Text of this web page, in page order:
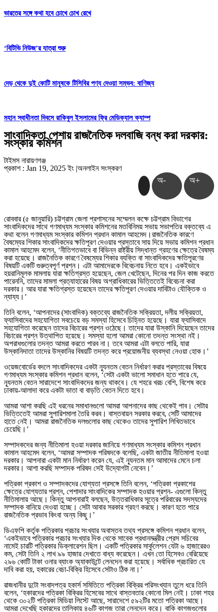
ভারতের সঙ্গে কথা হবে চোখে চোখ রেখে
‘বিটিভি নিউজ’র যাত্রা শুরু
দেড় থেকে দুই কোটি মানুষকে টিসিবির পণ্য দেওয়া সম্ভব: বাণিজ্য
‎মহান স্বাধীনতা দিবসে রাকিবুল ইসলামের ফ্রি মেডিক্যাল ক্যাম্প
সাংবাদিকতা পেশায় রাজনৈতিক দলবাজি বন্ধ করা দরকার:
সংস্কার কমিশন
টাইমস নারায়ণগঞ্জ
প্রকাশ : Jan 19, 2025 ইং |অনলাইন সংস্করণ
অ- অ+
রোববার (৫ জানুয়ারি) চট্টগ্রাম জেলা প্রশাসনের সম্মেলন কক্ষে চট্টগ্রাম বিভাগের
সাংবাদিকদের সাথে গণমাধ্যম সংস্কার কমিশনের মতবিনিময় সভায় সভাপতির বক্তব্যে এ
কথা বলেন গণমাধ্যম সংস্কার কমিশন প্রধান কামাল আহমেদ।রাজনৈতিক কারণে
বৈষম্যের শিকার সাংবাদিকদের ক্ষতিপূরণ দেওয়ার প্রস্তাবে সায় দিয়ে সভায় কমিশন প্রধান
কামাল আহমেদ বলেন, ‘নীতিগতভাবে বা বিভিন্ন রাষ্ট্রীয় সিদ্ধান্ত গ্রহণের ক্ষেত্রে বৈষম্য
করা হয়েছে। রাজনৈতিক কারণে বৈষম্যের শিকার ব্যক্তি বা সাংবাদিকদের ক্ষতিপূরণের
বিষয়টি একটি গুরুত্বপূর্ণ প্রশ্ন। এটা আমাদেরকে বিবেচনায় নিতে হবে। একইভাবে
হয়রানিমূলক মামলায় যারা ক্ষতিগ্রস্ত হয়েছেন, জেল খেটেছেন, দিনের পর দিন কাজ করতে
পারেননি, তাদের মামলা প্রত্যাহারের বিষয় অগ্রাধিকারের ভিত্তিতেই বিবেচনা করা
দরকার। আর যারা ক্ষতিগ্রস্ত হয়েছেন তাদের ক্ষতিপূরণ দেওয়ার দাবিটাও যৌক্তিক ও
ন্যায্য।’
তিনি বলেন, ‘আপনাদের (সাংবাদিক) বক্তব্যে রাজনৈতিক সক্রিয়তা, দলীয় সক্রিয়তা,
ফ্যাসিবাদের সহযোগিতা সবচেয়ে বড় সমস্যা হিসেবে চিহ্নিত হয়েছে। যারা ফ্যাসিবাদে
সহযোগিতা করেছেন তাদের বিচারের প্রশ্ন ওঠেছে। তাদের যারা উস্কানি দিয়েছেন তাদের
বিচারের প্রশ্ন উত্থাপিত হয়েছে। সমস্যা হলো আমরা কোনো তদন্ত সংস্থা নই।
অপরাধগুলোর তদন্ত আমরা করতে পারব না। তবে আমরা এটা বলতে পারি, যারা
উস্কানিদাতা তাদের উস্কানির বিষয়টি তদন্ত করে প্রয়োজনীয় ব্যবস্থা নেওয়া হোক।’
ওয়েজবোর্ডের বদলে সাংবাদিকদের একটা ন্যূনতম বেতন নির্ধারণ করার প্রস্তাবের বিষয়ে
গণমাধ্যম সংস্কার কমিশন প্রধান বলেন, ‘সেটা একটা ভালো সমাধান হতে পারে যে,
ন্যূনতম বেতন সারাদেশে সাংবাদিকদের জন্য থাকবে। যে শহরে খরচ বেশি, বিশেষ করে
ঢাকায়-আলাদা করে একটা ভাতা বা বাড়তি বেতন দিতে হবে।
আমরা আশা করছি এই ধরনের সমাধানগুলো আমরা আপনাদের কাছ থেকেই পাব। সেটার
ভিত্তিতেই আমরা সুপারিশমালা তৈরি করব। বাস্তবায়ন সরকার করবে, সেটি আমাদের
হাতে নেই। আমরা রাজনৈতিক দলগুলোর কাছ থেকেও তাদের সুপারিশ লিখিতভাবে
চেয়েছি।’
সম্পাদকদের জন্য নীতিমালা হওয়া দরকার জানিয়ে গণমাধ্যম সংস্কার কমিশন প্রধান
কামাল আহমেদ বলেন, ‘আমরা সম্পাদক পরিষদকে বলেছি, একটা জাতীয় নীতিমালা হওয়া
দরকার। আপনারা একটা মান নির্ধারণ করেন যে, এই ন্যূনতম মান আমাদের মেনে চলা
দরকার। আশা করছি সম্পাদক পরিষদ সেই উদ্যোগটা নেবেন।’
পত্রিকা প্রকাশ ও সম্পাদকদের যোগ্যতা প্রসঙ্গে তিনি বলেন, ‘পত্রিকা প্রকাশের
ক্ষেত্রে যোগ্যতার প্রশ্ন, পেশাদার সাংবাদিকের সম্পাদক হওয়ার প্রশ্ন- এগুলো কিন্তু
নীতিমালায় আছে। কিন্তু আপনারাই বলছেন, উত্তরাধিকার সূত্রে পরিবারের সদস্যদের
সম্পাদক বানিয়ে দেওয়া হচ্ছে। সেটা আবার সরকার গ্রহণ করছে। কারণ হতে পারে
রাজনৈতিক প্রভাব কিংবা অন্য কিছু।’
ডিএফপি কর্তৃক পত্রিকার প্রচার সংখ্যার অবাস্তব তথ্য প্রসঙ্গে কমিশন প্রধান বলেন,
‘একইভাবে পত্রিকার প্রচার সংখ্যার দিক থেকে সাবেক প্রধানমন্ত্রীর প্রেস সচিবের
নামেই চারটি পত্রিকার ডিক্লারেশন ছিল। একটি পত্রিকার সার্কুলেশন যেটা ৬ হাজারেরও
কম, সেটা তিনি ২ লাখ ৯৯ হাজার দেখাতে বাধ্য করেছেন। এখন তো হিসেবও বেরিয়েছে
২৯৬ কোটি টাকা ওনার ব্যাংক অ্যাকাউন্টে লেনদেন করা হয়েছে। সর্বাধিক প্রচারিত যে
দাবি করা হয়, হকারের বেচা-বিক্রি হিসেবে সেটাও ঠিক না।’
রাজধানীর দুটো সংবাদপত্র হকার্স সমিতিতে পত্রিকা বিক্রির পরিসংখ্যান তুলে ধরে তিনি
বলেন, ‘হকারদের পত্রিকা বিক্রির হিসেবের সাথে বাস্তবতার কোনো মিল নেই। ঢাকা শহর
থেকে ৩০২টি পত্রিকা মিডিয়া লিস্টে আছে, সারাদেশে ৫৯২টির মতো পত্রিকা আছে।
আমরা দেখেছি হকারদের তালিকায় ৪৬টি কাগজ তারা লেনদেন করে। বাকি কাগজগুলোর